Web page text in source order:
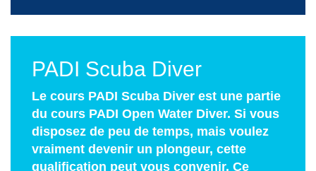
PADI Scuba Diver
Le cours PADI Scuba Diver est une partie
du cours PADI Open Water Diver. Si vous
disposez de peu de temps, mais voulez
vraiment devenir un plongeur, cette
qualification peut vous convenir. Ce